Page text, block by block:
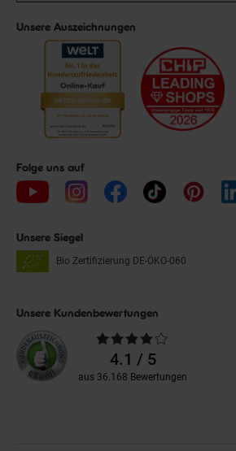
Unsere Auszeichnungen
Folge uns auf
Unsere Siegel
Bio Zertifizierung DE-ÖKO-060
Unsere Kundenbewertungen
Durchschnittliche
Bewertungen4.1 / 5
aus 36.168 Bewertungen